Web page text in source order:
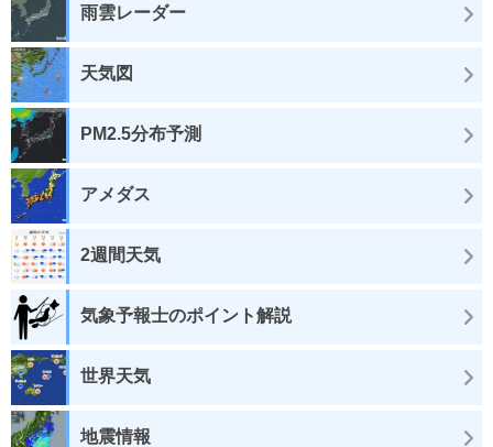
雨雲レーダー
天気図
PM2.5分布予測
アメダス
2週間天気
気象予報士のポイント解説
世界天気
地震情報